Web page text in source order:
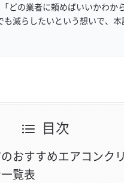
どの業者に頼めばいいかわか
も減らしたいという想いで、本
目次
おすすめエアコンク
覧表